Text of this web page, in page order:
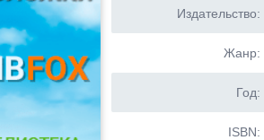
Издательство:
Жанр:
Год:
ISBN: